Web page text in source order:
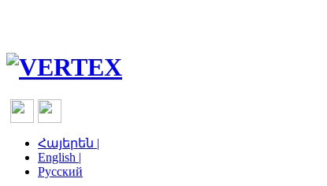
Հայերեն |
English |
Русский